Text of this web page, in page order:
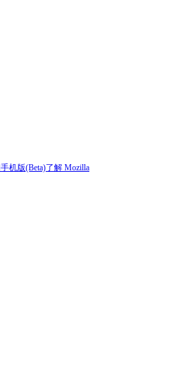
手机版(Beta)了解 Mozilla